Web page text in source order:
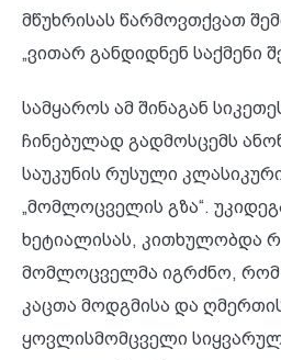
მწუხრისას წარმოვთქვათ
„ვითარ განდიდნენ საქმენი
სამყაროს ამ შინაგან
ჩინებულად გადმოსცემს
საუკუნის რუსული
„მომლოცველის გზა“.
ხეტიალისას, კითხულობდა
მომლოცველმა იგრძნო, რომ
კაცთა მოდგმისა და
ყოვლისმომცველი